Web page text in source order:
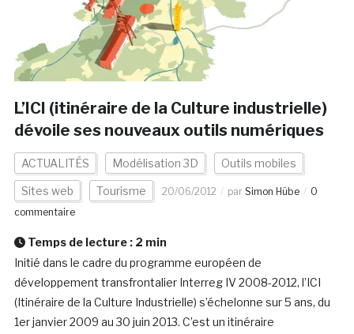
L’ICI (itinéraire de la Culture industrielle)
dévoile ses nouveaux outils numériques
ACTUALITÉS Modélisation 3D Outils mobiles
Sites web Tourisme 20/06/2012 par Simon Hübe
0
commentaire
Temps de lecture : 2 min
Initié dans le cadre du programme européen de
développement transfrontalier Interreg IV 2008-2012, l’ICI
(Itinéraire de la Culture Industrielle) s’échelonne sur 5 ans, du
1er janvier 2009 au 30 juin 2013. C’est un itinéraire